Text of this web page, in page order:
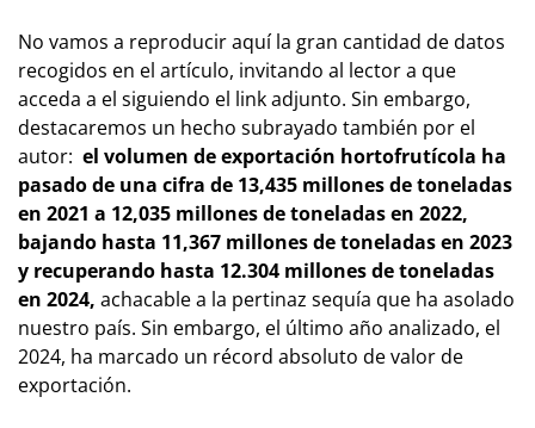
No vamos a reproducir aquí la gran cantidad de datos
recogidos en el artículo, invitando al lector a que
acceda a el siguiendo el link adjunto. Sin embargo,
destacaremos un hecho subrayado también por el
autor: el volumen de exportación hortofrutícola ha
pasado de una cifra de 13,435 millones de toneladas
en 2021 a 12,035 millones de toneladas en 2022,
bajando hasta 11,367 millones de toneladas en 2023
y recuperando hasta 12.304 millones de toneladas
en 2024, achacable a la pertinaz sequía que ha asolado
nuestro país. Sin embargo, el último año analizado, el
2024, ha marcado un récord absoluto de valor de
exportación.